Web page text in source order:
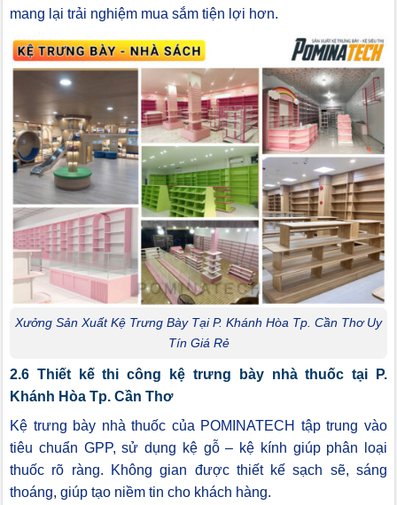
mang lại trải nghiệm mua sắm tiện lợi hơn.
Xưởng Sản Xuất Kệ Trưng Bày Tại P. Khánh Hòa Tp. Cần Thơ Uy
Tín Giá Rẻ
2.6 Thiết kế thi công kệ trưng bày nhà thuốc tại P.
Khánh Hòa Tp. Cần Thơ
Kệ trưng bày nhà thuốc của POMINATECH tập trung vào
tiêu chuẩn GPP, sử dụng kệ gỗ – kệ kính giúp phân loại
thuốc rõ ràng. Không gian được thiết kế sạch sẽ, sáng
thoáng, giúp tạo niềm tin cho khách hàng.